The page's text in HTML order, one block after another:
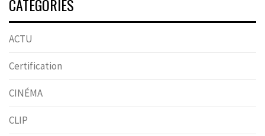
CATÉGORIES
ACTU
Certification
CINÉMA
CLIP